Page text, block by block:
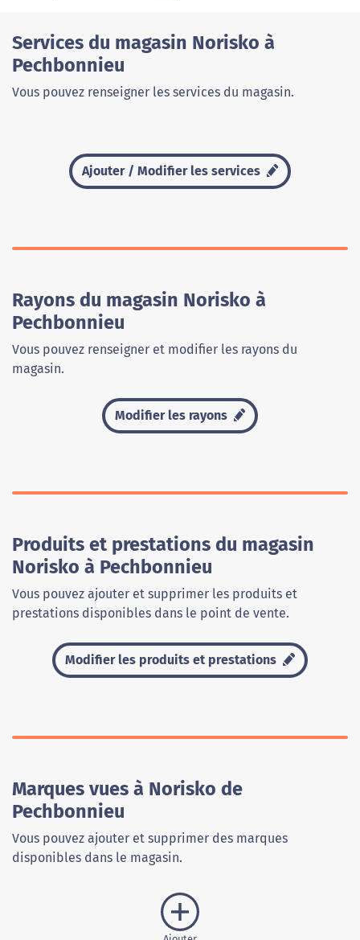
Services du magasin Norisko à
Pechbonnieu
Vous pouvez renseigner les services du magasin.
Ajouter / Modifier les services
Rayons du magasin Norisko à
Pechbonnieu
Vous pouvez renseigner et modifier les rayons du
magasin.
Modifier les rayons
Produits et prestations du magasin
Norisko à Pechbonnieu
Vous pouvez ajouter et supprimer les produits et
prestations disponibles dans le point de vente.
Modifier les produits et prestations
Marques vues à Norisko de
Pechbonnieu
Vous pouvez ajouter et supprimer des marques
disponibles dans le magasin.